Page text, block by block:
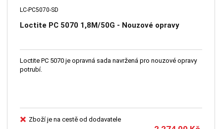
LC-PC5070-SD
Loctite PC 5070 1,8M/50G - Nouzové opravy
Loctite PC 5070 je opravná sada navržená pro nouzové opravy
potrubí.
Zboží je na cestě od dodavatele